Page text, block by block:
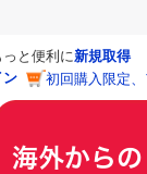
っと便利に新規取得
ン
初回購入限定